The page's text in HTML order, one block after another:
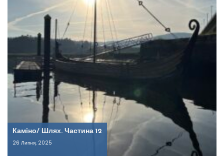
Каміно/ Шлях. Частина 12
26 Липня, 2025